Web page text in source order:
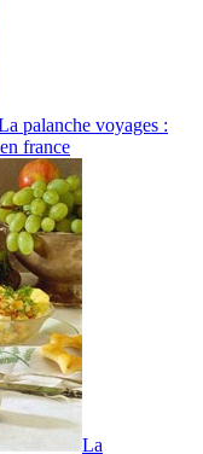
palanche voyages :
france
La